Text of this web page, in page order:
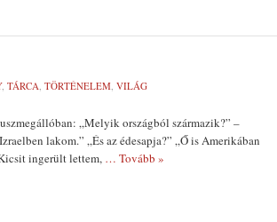
, TÁRCA, TÖRTÉNELEM, VILÁG
„Melyik országból származik?” –
lakom.” „És az édesapja?” „Ő is Amerikában
ingerült lettem, … Tovább »